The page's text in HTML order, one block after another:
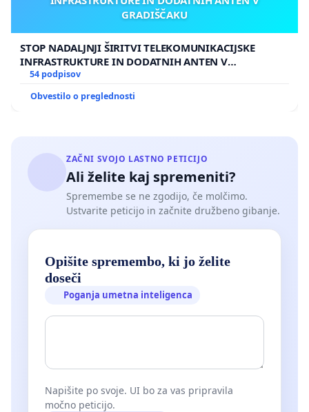
GRADIŠČAKU
STOP NADALJNJI ŠIRITVI TELEKOMUNIKACIJSKE
INFRASTRUKTURE IN DODATNIH ANTEN V
GRADIŠČAKU
54 podpisov
Obvestilo o preglednosti
ZAČNI SVOJO LASTNO PETICIJO
Ali želite kaj spremeniti?
Spremembe se ne zgodijo, če molčimo.
Ustvarite peticijo in začnite družbeno gibanje.
Opišite spremembo, ki jo želite
doseči
Poganja umetna inteligenca
Napišite po svoje. UI bo za vas pripravila
močno peticijo.